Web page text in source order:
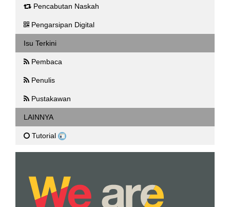
Pencabutan Naskah
Pengarsipan Digital
Isu Terkini
Pembaca
Penulis
Pustakawan
LAINNYA
Tutorial